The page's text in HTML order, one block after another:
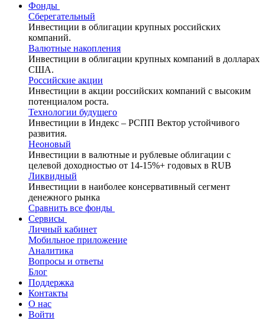
Фонды
Сберегательный
Инвестиции в облигации крупных российских
компаний.
Валютные накопления
Инвестиции в облигации крупных компаний в долларах
США.
Российские акции
Инвестиции в акции российских компаний с высоким
потенциалом роста.
Технологии будущего
Инвестиции в Индекс – РСПП Вектор устойчивого
развития.
Неоновый
Инвестиции в валютные и рублевые облигации с
целевой доходностью от 14-15%+ годовых в RUB
Ликвидный
Инвестиции в наиболее консервативный сегмент
денежного рынка
Сравнить все фонды
Сервисы
Личный кабинет
Мобильное приложение
Аналитика
Вопросы и ответы
Блог
Поддержка
Контакты
О нас
Войти